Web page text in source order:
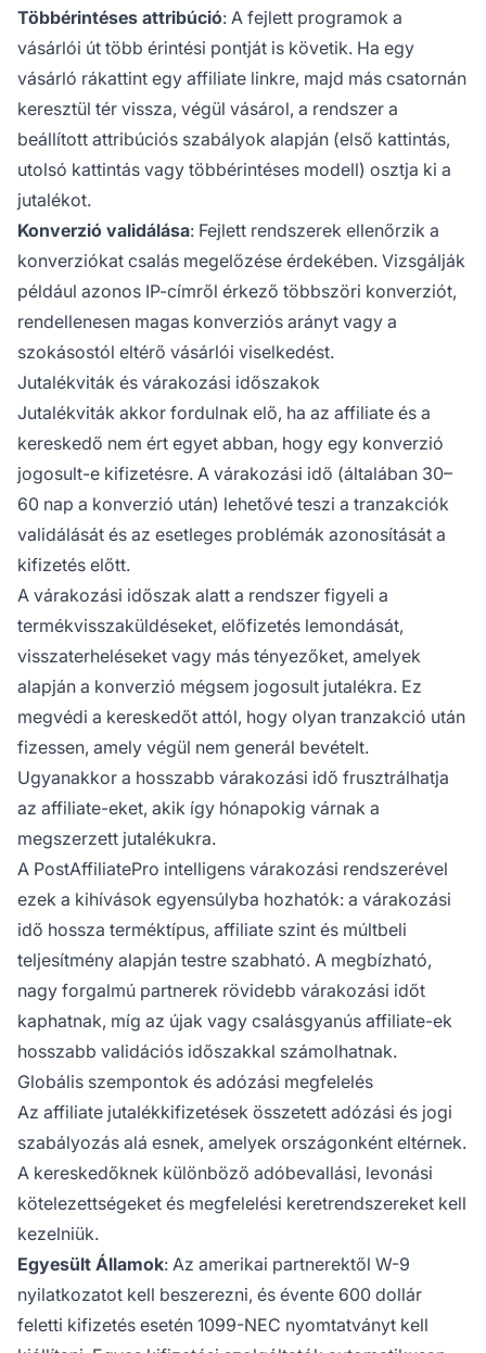
Többérintéses attribúció: A fejlett programok a
vásárlói út több érintési pontját is követik. Ha egy
vásárló rákattint egy affiliate linkre, majd más csatornán
keresztül tér vissza, végül vásárol, a rendszer a
beállított attribúciós szabályok alapján (első kattintás,
utolsó kattintás vagy többérintéses modell) osztja ki a
jutalékot.
Konverzió validálása: Fejlett rendszerek ellenőrzik a
konverziókat csalás megelőzése érdekében. Vizsgálják
például azonos IP-címről érkező többszöri konverziót,
rendellenesen magas konverziós arányt vagy a
szokásostól eltérő vásárlói viselkedést.
Jutalékviták és várakozási időszakok
Jutalékviták akkor fordulnak elő, ha az affiliate és a
kereskedő nem ért egyet abban, hogy egy konverzió
jogosult-e kifizetésre. A várakozási idő (általában 30–
60 nap a konverzió után) lehetővé teszi a tranzakciók
validálását és az esetleges problémák azonosítását a
kifizetés előtt.
A várakozási időszak alatt a rendszer figyeli a
termékvisszaküldéseket, előfizetés lemondását,
visszaterheléseket vagy más tényezőket, amelyek
alapján a konverzió mégsem jogosult jutalékra. Ez
megvédi a kereskedőt attól, hogy olyan tranzakció után
fizessen, amely végül nem generál bevételt.
Ugyanakkor a hosszabb várakozási idő frusztrálhatja
az affiliate-eket, akik így hónapokig várnak a
megszerzett jutalékukra.
A PostAffiliatePro intelligens várakozási rendszerével
ezek a kihívások egyensúlyba hozhatók: a várakozási
idő hossza terméktípus, affiliate szint és múltbeli
teljesítmény alapján testre szabható. A megbízható,
nagy forgalmú partnerek rövidebb várakozási időt
kaphatnak, míg az újak vagy csalásgyanús affiliate-ek
hosszabb validációs időszakkal számolhatnak.
Globális szempontok és adózási megfelelés
Az affiliate jutalékkifizetések összetett adózási és jogi
szabályozás alá esnek, amelyek országonként eltérnek.
A kereskedőknek különböző adóbevallási, levonási
kötelezettségeket és megfelelési keretrendszereket kell
kezelniük.
Egyesült Államok: Az amerikai partnerektől W-9
nyilatkozatot kell beszerezni, és évente 600 dollár
feletti kifizetés esetén 1099-NEC nyomtatványt kell